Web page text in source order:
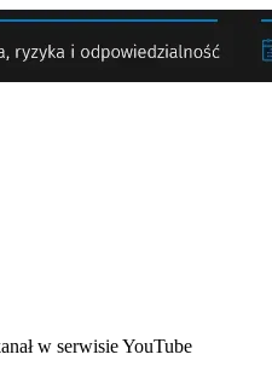
karcie
w serwisie YouTube